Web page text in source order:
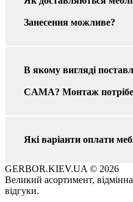
Занесення можливе?
В якому вигляді
CAMA? Монтаж
Які варіанти оплати
GERBOR.KIEV.UA © 2026
Великий асортимент,
відгуки.